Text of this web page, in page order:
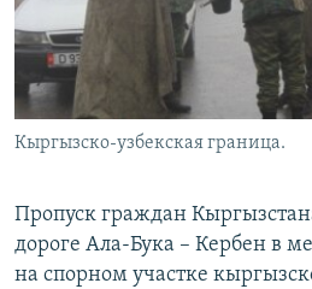
Кыргызско-узбекская граница.
Пропуск граждан
дороге Ала-Бука – Кербен в
на спорном участке